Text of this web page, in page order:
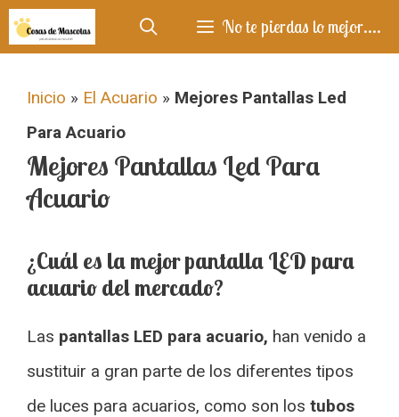
Saltar
al
No te pierdas lo mejor....
Inicio » El Acuario » Mejores Pantallas Led
Para Acuario
Mejores Pantallas Led Para
Acuario
¿Cuál es la mejor pantalla LED para
acuario del mercado?
Las pantallas LED para acuario, han venido a
sustituir a gran parte de los diferentes tipos
de luces para acuarios, como son los tubos